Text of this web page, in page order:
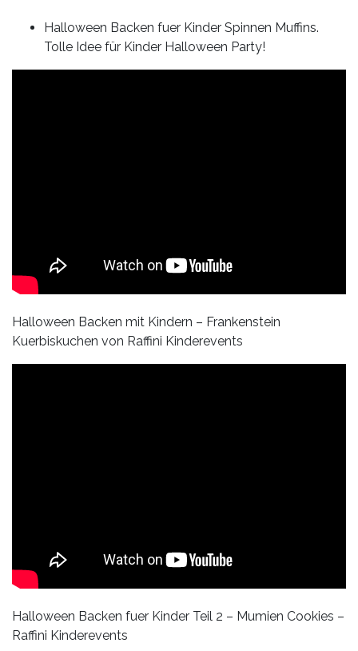
Halloween Backen fuer Kinder Spinnen Muffins.
Tolle Idee für Kinder Halloween Party!
Halloween Backen mit Kindern – Frankenstein
Kuerbiskuchen von Raffini Kinderevents
Halloween Backen fuer Kinder Teil 2 – Mumien Cookies –
Raffini Kinderevents